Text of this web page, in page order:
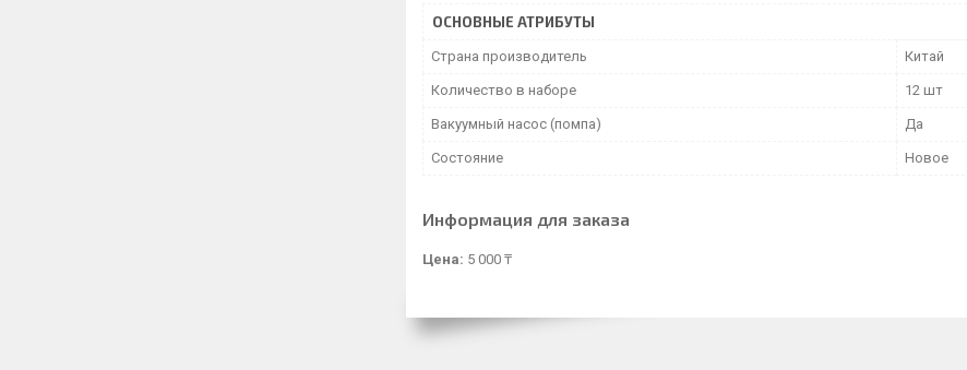
ОСНОВНЫЕ АТРИБУТЫ
Страна производитель Китай
Количество в наборе 12 шт
Вакуумный насос (помпа) Да
Состояние Новое
Информация для заказа
Цена: 5 000 ₸